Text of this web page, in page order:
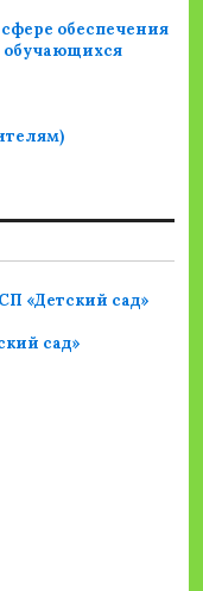
обеспечения
обучающихся
«Детский сад»
сад»